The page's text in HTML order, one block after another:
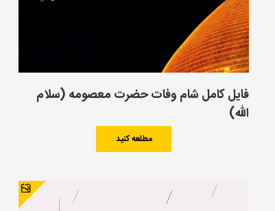
فایل کامل شام وفات حضرت معصومه (سلام
الله)
مطلعه کنید